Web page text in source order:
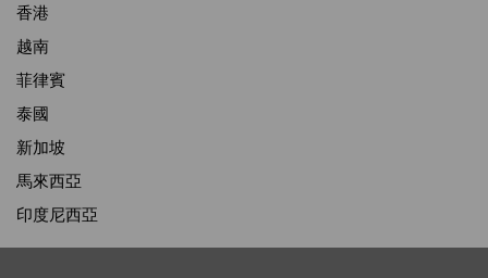
香港
越南
菲律賓
泰國
新加坡
馬來西亞
印度尼西亞